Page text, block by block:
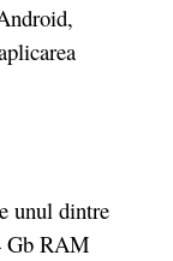
unul dintre
Gb RAM